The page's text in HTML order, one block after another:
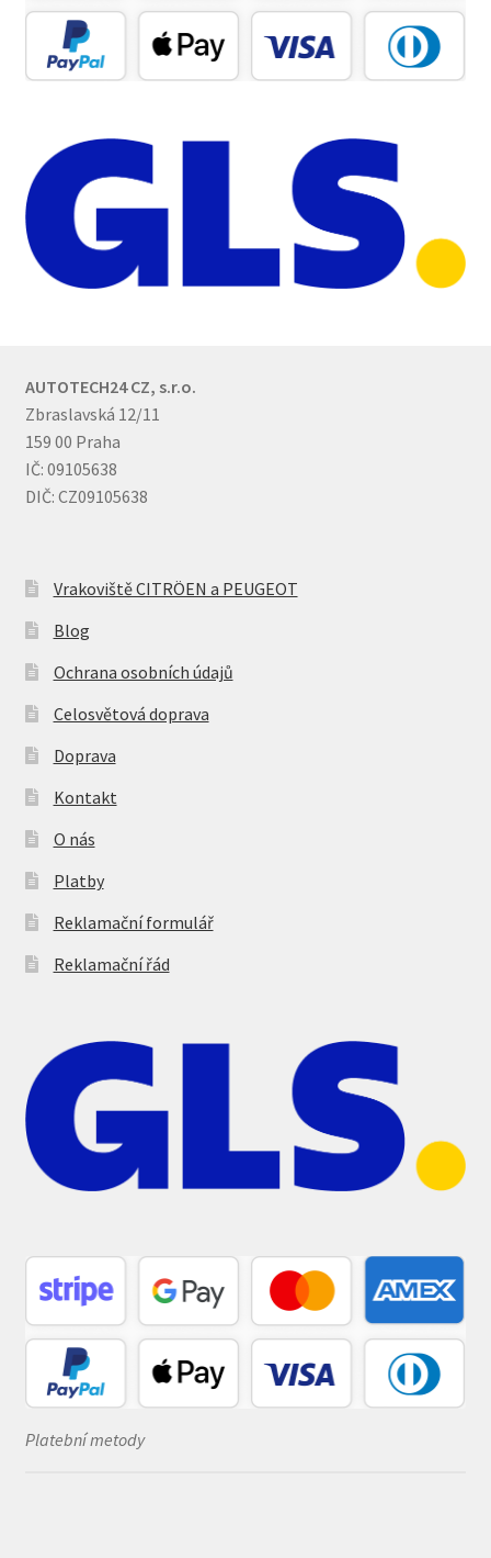
AUTOTECH24 CZ, s.r.o.
Zbraslavská 12/11
159 00 Praha
IČ: 09105638
DIČ: CZ09105638
Vrakoviště CITRÖEN a PEUGEOT
Blog
Ochrana osobních údajů
Celosvětová doprava
Doprava
Kontakt
O nás
Platby
Reklamační formulář
Reklamační řád
Platební metody